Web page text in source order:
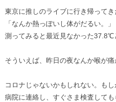
東京に推しのライブに行き帰ってき
「なんか熱っぽいし体がだるい。」
測ってみると最近見なかった37.8℃
そういえば、昨日の夜なんか喉が痛
コロナじゃないかもしれない。もし
病院に連絡し、すぐさま検査しても